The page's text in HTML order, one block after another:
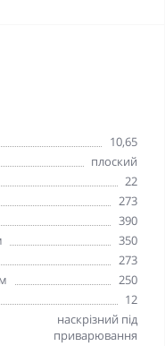
10,65
плоский
22
273
390
350
273
250
12
наскрізний під
приварювання